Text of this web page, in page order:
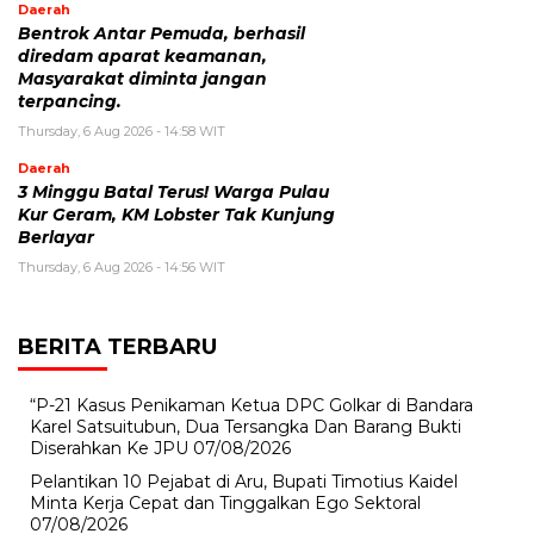
Daerah
Bentrok Antar Pemuda, berhasil
diredam aparat keamanan,
Masyarakat diminta jangan
terpancing.
Thursday, 6 Aug 2026 - 14:58 WIT
Daerah
3 Minggu Batal Terus! Warga Pulau
Kur Geram, KM Lobster Tak Kunjung
Berlayar
Thursday, 6 Aug 2026 - 14:56 WIT
BERITA TERBARU
“P-21 Kasus Penikaman Ketua DPC Golkar di Bandara
Karel Satsuitubun, Dua Tersangka Dan Barang Bukti
Diserahkan Ke JPU 07/08/2026
Pelantikan 10 Pejabat di Aru, Bupati Timotius Kaidel
Minta Kerja Cepat dan Tinggalkan Ego Sektoral
07/08/2026